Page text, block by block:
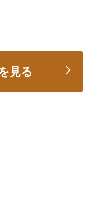
見る